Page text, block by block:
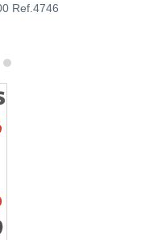
Ref.4746